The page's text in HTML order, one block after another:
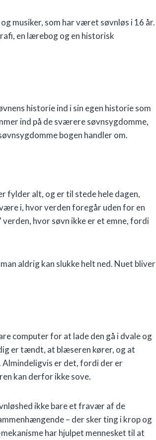
musiker, som har været søvnløs i 16 år.
en lærebog og en historisk
historie ind i sin egen historie som
ind på de sværere søvnsygdomme,
bogen handler om.
fylder alt, og er til stede hele dagen,
i, hvor verden foregår uden for en
hvor søvn ikke er et emne, fordi
aldrig kan slukke helt ned. Nuet bliver
computer for at lade den gå i dvale og
er tændt, at blæseren kører, og at
Almindeligvis er det, fordi der er
kan derfor ikke sove.
ikke bare et fravær af de
– der sker ting i krop og
har hjulpet mennesket til at